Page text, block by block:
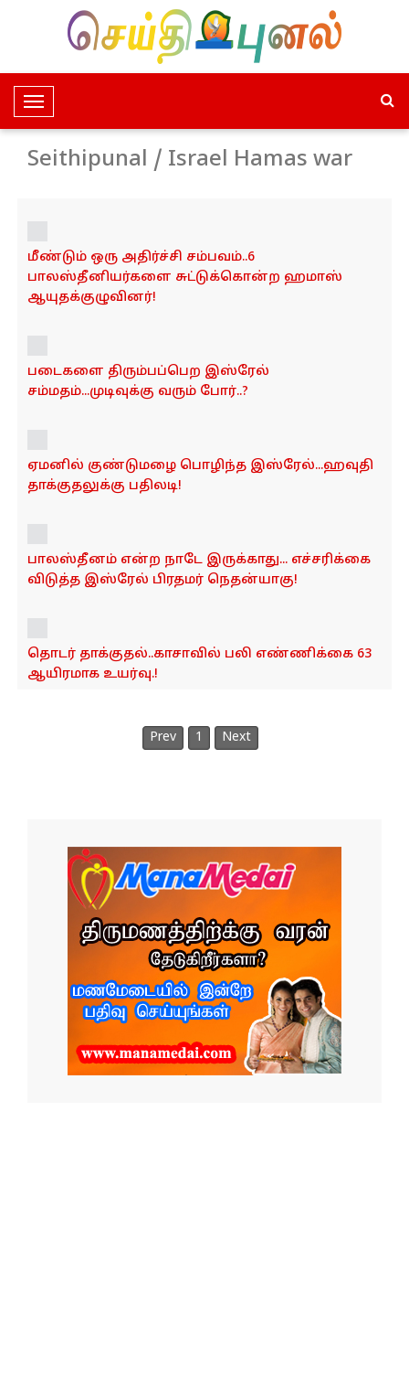
T
o
g
g
a
v
i
t
i
Seithipunal / Israel Hamas war
மீண்டும் ஒரு அதிர்ச்சி சம்பவம்..6
பாலஸ்தீனியர்களை சுட்டுக்கொன்ற ஹமாஸ்
ஆயுதக்குழுவினர்!
படைகளை திரும்பப்பெற இஸ்ரேல்
சம்மதம்...முடிவுக்கு வரும் போர்..?
ஏமனில் குண்டுமழை பொழிந்த இஸ்ரேல்...ஹவுதி
தாக்குதலுக்கு பதிலடி!
பாலஸ்தீனம் என்ற நாடே இருக்காது... எச்சரிக்கை
விடுத்த இஸ்ரேல் பிரதமர் நெதன்யாகு!
தொடர் தாக்குதல்..காசாவில் பலி எண்ணிக்கை 63
ஆயிரமாக உயர்வு.!
Prev 1 Next